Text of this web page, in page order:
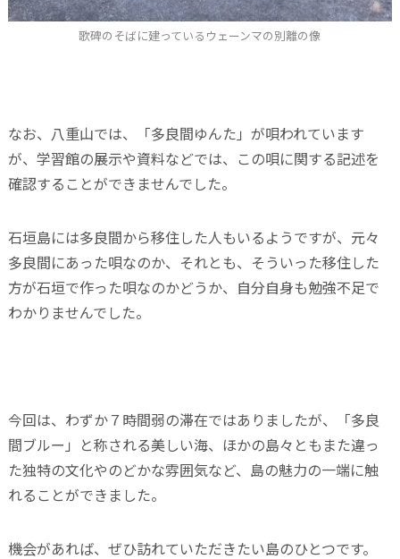
歌碑のそばに建っているウェーンマの別離の像
なお、八重山では、「多良間ゆんた」が唄われています
が、学習館の展示や資料などでは、この唄に関する記述を
確認することができませんでした。
石垣島には多良間から移住した人もいるようですが、元々
多良間にあった唄なのか、それとも、そういった移住した
方が石垣で作った唄なのかどうか、自分自身も勉強不足で
わかりませんでした。
今回は、わずか７時間弱の滞在ではありましたが、「多良
間ブルー」と称される美しい海、ほかの島々ともまた違っ
た独特の文化やのどかな雰囲気など、島の魅力の一端に触
れることができました。
機会があれば、ぜひ訪れていただきたい島のひとつです。